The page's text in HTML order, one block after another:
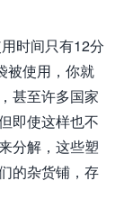
时间只有12分
被使用，你就
甚至许多国家
即使这样也不
分解，这些塑
的杂货铺，存